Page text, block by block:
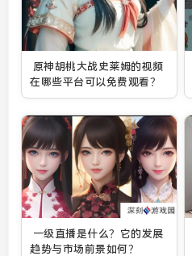
原神胡桃大战史莱姆的视频
在哪些平台可以免费观看？
一级直播是什么？它的发展
趋势与市场前景如何？